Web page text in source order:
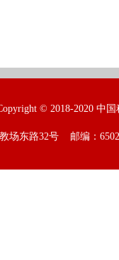
© 2018-2020 中
教场东路32号 邮编：